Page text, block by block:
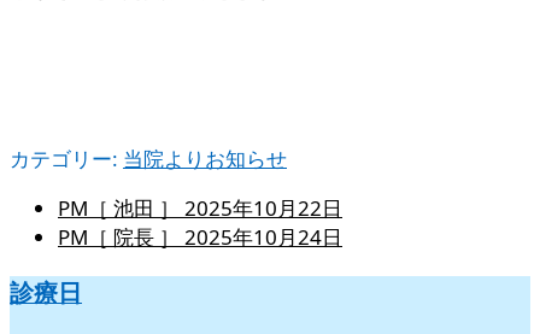
カテゴリー: 当院よりお知らせ
PM［ 池田 ］ 2025年10月22日
PM［ 院長 ］ 2025年10月24日
診療日